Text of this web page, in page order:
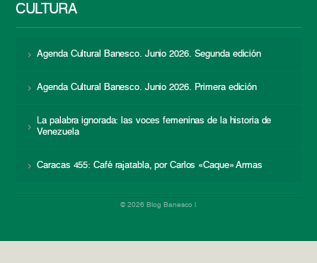
CULTURA
Agenda Cultural Banesco. Junio 2026. Segunda edición
Agenda Cultural Banesco. Junio 2026. Primera edición
La palabra ignorada: las voces femeninas de la historia de
Venezuela
Caracas 455: Café rajatabla, por Carlos «Caque» Armas
© 2026 Blog Banesco |